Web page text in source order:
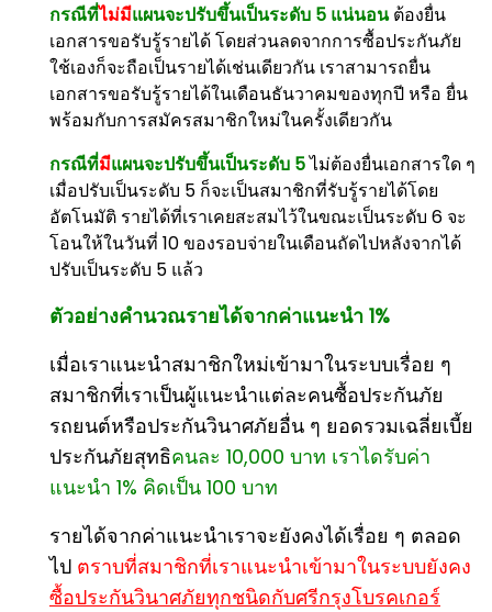
กรณีที่ไม่มีแผนจะปรับขึ้นเป็นระดับ 5 แน่นอนต้องยื่น
เอกสารขอรับรู้รายได้ โดยส่วนลดจากการซื้อประกันภัย
ใช้เองก็จะถือเป็นรายได้เช่นเดียวกัน เราสามารถยื่น
เอกสารขอรับรู้รายได้ในเดือนธันวาคมของทุกปี หรือ ยื่น
พร้อมกับการสมัครสมาชิกใหม่ในครั้งเดียวกัน
กรณีที่มีแผนจะปรับขึ้นเป็นระดับ 5ไม่ต้องยื่นเอกสารใด ๆ
เมื่อปรับเป็นระดับ 5 ก็จะเป็นสมาชิกที่รับรู้รายได้โดย
อัตโนมัติ รายได้ที่เราเคยสะสมไว้ในขณะเป็นระดับ 6 จะ
โอนให้ในวันที่ 10 ของรอบจ่ายในเดือนถัดไปหลังจากได้
ปรับเป็นระดับ 5 แล้ว
ตัวอย่างคำนวณรายได้จากค่าแนะนำ 1%
เมื่อเราแนะนำสมาชิกใหม่เข้ามาในระบบเรื่อย ๆ
สมาชิกที่เราเป็นผู้แนะนำแต่ละคนซื้อประกันภัย
รถยนต์หรือประกันวินาศภัยอื่น ๆ ยอดรวมเฉลี่ยเบี้ย
ประกันภัยสุทธิคนละ 10,000 บาท เราไดรับค่า
แนะนำ 1% คิดเป็น 100 บาท
รายได้จากค่าแนะนำเราจะยังคงได้เรื่อย ๆ ตลอด
ไป ตราบที่สมาชิกที่เราแนะนำเข้ามาในระบบยังคง
ซื้อประกันวินาศภัยทุกชนิดกับศรีกรุงโบรคเกอร์